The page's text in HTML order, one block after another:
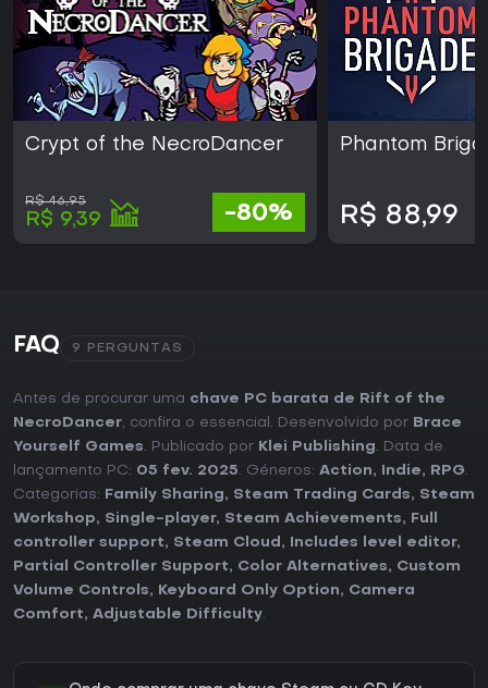
Crypt of the NecroDancer
R$ 46,95
R$ 9,39 -80%
Phantom
R$ 88,99
FAQ 9 PERGUNTAS
Antes de procurar uma chave PC barata de Rift of the
NecroDancer, confira o essencial. Desenvolvido por Brace
Yourself Games. Publicado por Klei Publishing. Data de
lançamento PC: 05 fev. 2025. Géneros: Action, Indie, RPG.
Categorias:
Family Sharing, Steam Trading Cards, Steam
Workshop, Single-player, Steam Achievements,
Full
controller support, Steam Cloud , Includes level editor,
Partial Controller Support, Color Alternatives, Custom
Volume Controls, Keyboard Only Option, Camera
Comfort, Adjustable Difficulty.